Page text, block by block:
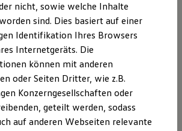
Ansatz
Strom
& Ladelösungen
für Privatkunden
für Gewerbekunden
Laden
& Kosten der Elektrofahrzeuge
für Privatkunden
verfügbar ist:
privacy-roadclips/
Ihrer
Daten
der Datenverarbeitung
nicht, sowie welche Inhalte
sind. Dies basiert auf einer
Identifikation Ihres Browsers
Internetgeräts. Die
können mit anderen
oder Seiten Dritter, wie z.B.
Konzerngesellschaften oder
geteilt werden, sodass
auf anderen Webseiten relevante